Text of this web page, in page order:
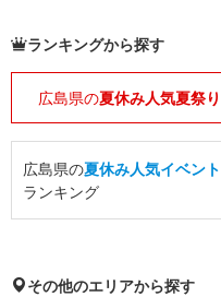
ランキングから探す
広島県の夏休み人気夏祭り
広島県の夏休み人気イベント
ランキング
その他のエリアから探す